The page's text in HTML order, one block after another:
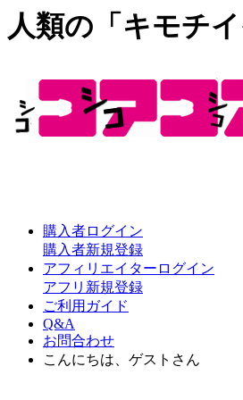
人類の「キモチ
購入者ログイン
購入者新規登録
アフィリエイターログイン
アフリ新規登録
ご利用ガイド
Q&A
お問合わせ
こんにちは、ゲストさん